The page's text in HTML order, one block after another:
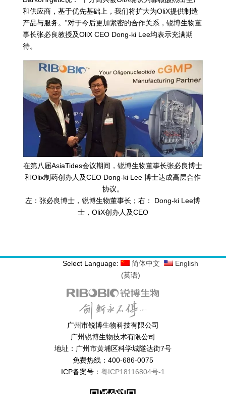
和供应商，基于优先基础上，我们将扩大为OliX提供制造
产品与服务。”对于今后更加紧密的合作关系，锐博生物董
事长张必良教授及OliX CEO Dong-ki Lee均表示充满期
待。
在第八届AsiaTides会议期间，锐博生物董事长张必良博士
和Olix制药创办人及CEO Dong-ki Lee 博士达成高层合作
协议。
左：张必良博士，锐博生物董事长；右： Dong-ki Lee博
士，OliX创办人及CEO
Select Language: 简体中文
English
(英语)
广州市锐博生物科技有限公司
广州锐博生物技术有限公司
地址：广州市黄埔区科学城隧达街7号
免费热线：400-686-0075
ICP备案号： 粤ICP18116804号-1